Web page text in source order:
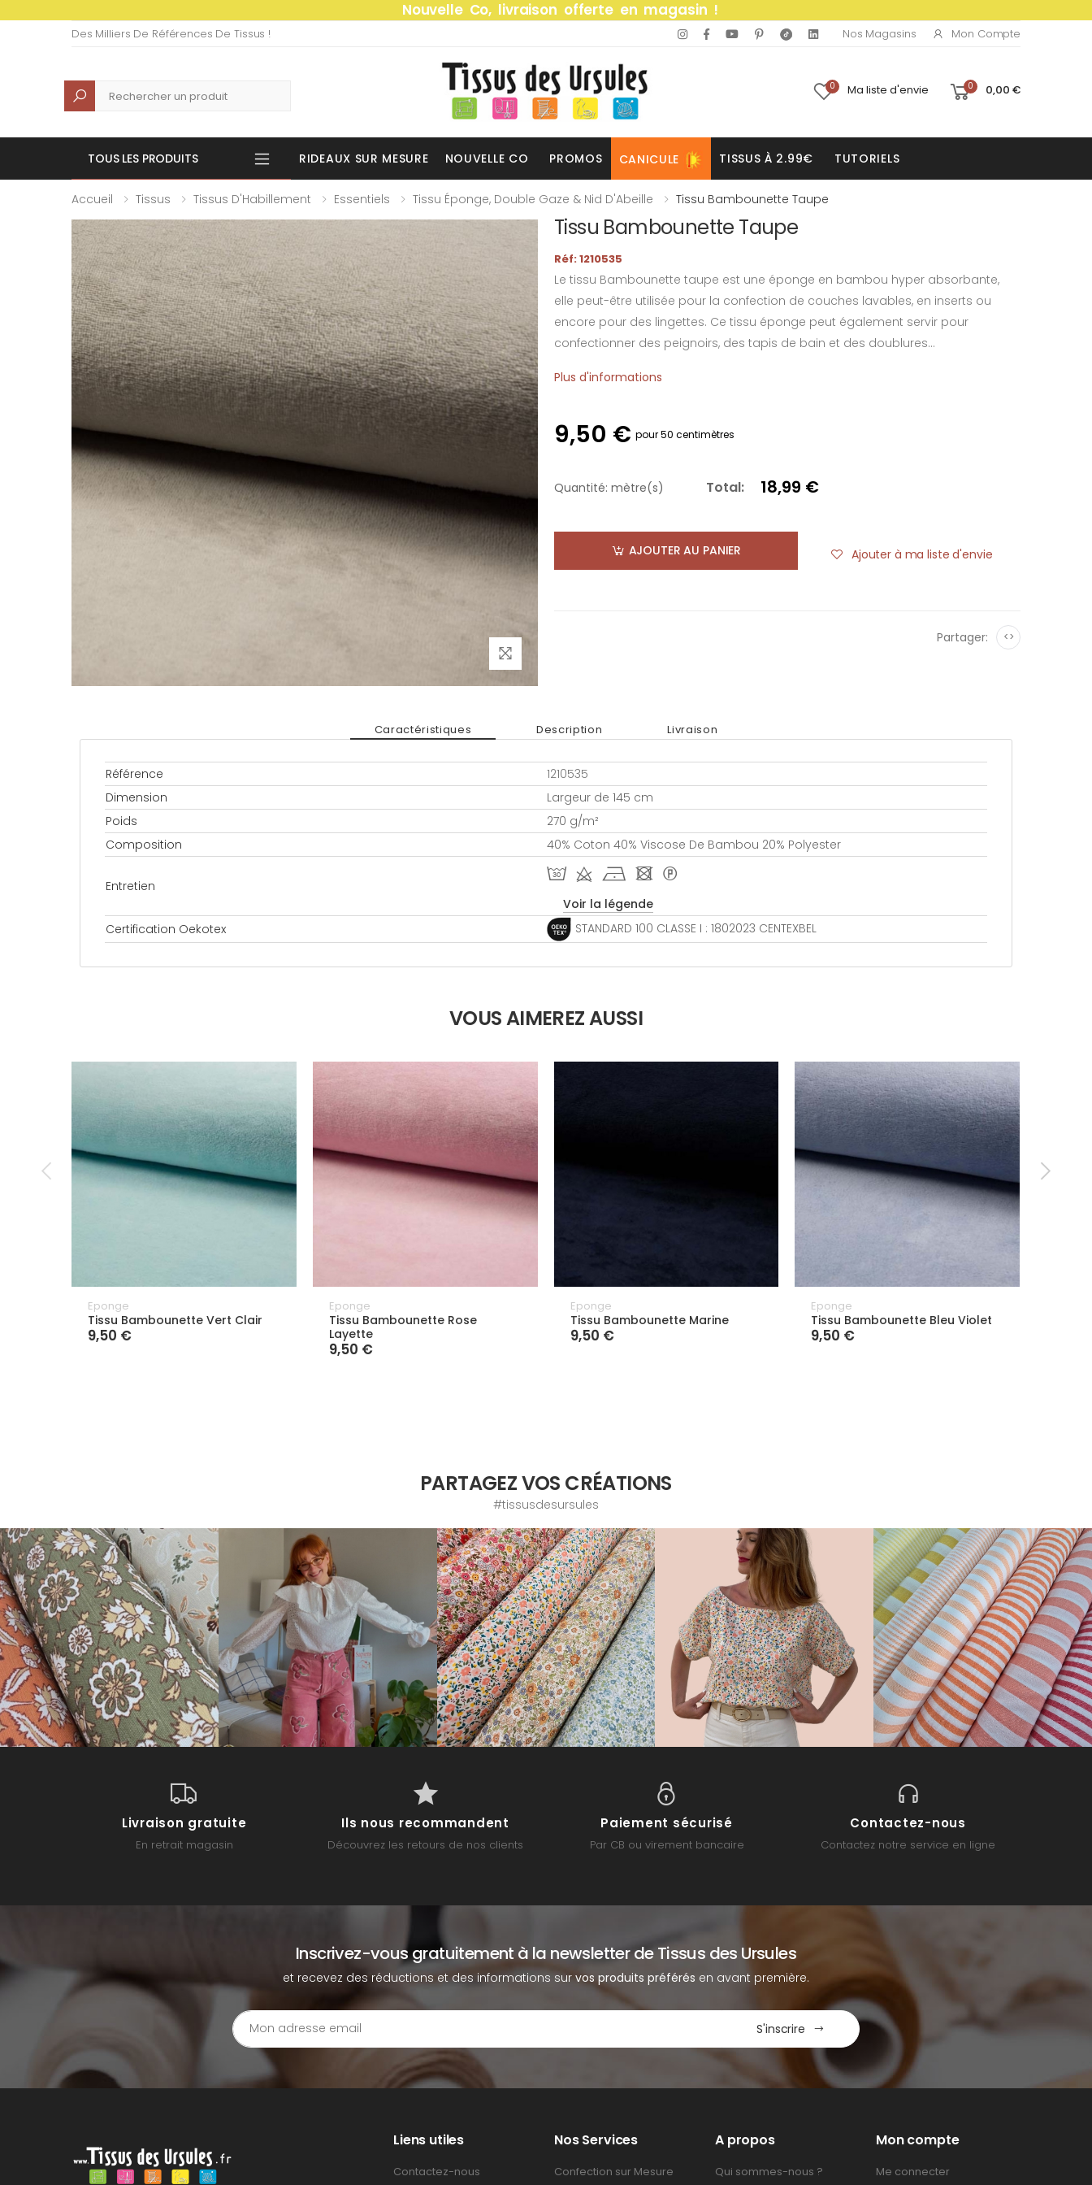
Nouvelle Co, livraison offerte en magasin !
Des Milliers De Références De Tissus ! Nos Magasins Mon Compte
Recherche 0 Ma liste d'envie 0 0,00 €
TOUS LES PRODUITS RIDEAUX SUR MESURE NOUVELLE CO PROMOS CANICULE TISSUS À 2.99€ TUTORIELS
Accueil Tissus Tissus D'Habillement Essentiels Tissu Éponge, Double Gaze & Nid D'Abeille Tissu Bambounette Taupe
Tissu Bambounette Taupe
Réf: 1210535
Le tissu Bambounette taupe est une éponge en bambou hyper absorbante,
elle peut-être utilisée pour la confection de couches lavables, en inserts ou
encore pour des lingettes. Ce tissu éponge peut également servir pour
confectionner des peignoirs, des tapis de bain et des doublures...
Plus d'informations
9,50 € pour 50 centimètres
Quantité: mètre(s) Total: 18,99 €
AJOUTER AU PANIER Ajouter à ma liste d'envie
Partager: <>
Caractéristiques Description Livraison
Référence
1210535
Dimension
Largeur de 145 cm
Poids
270 g/m²
Composition
40% Coton 40% Viscose De Bambou 20% Polyester
Entretien
T d h - *
Voir la légende
Certification Oekotex
STANDARD 100 CLASSE I : 1802023 CENTEXBEL
VOUS AIMEREZ AUSSI
Eponge
Tissu Bambounette Vert Clair
9,50 €
Eponge
Tissu Bambounette Rose
Layette
9,50 €
Eponge
Tissu Bambounette Marine
9,50 €
Eponge
Tissu Bambounette Bleu Violet
9,50 €
PARTAGEZ VOS CRÉATIONS
#tissusdesursules
Livraison gratuite
En retrait magasin
Ils nous recommandent
Découvrez les retours de nos clients
Paiement sécurisé
Par CB ou virement bancaire
Contactez-nous
Contactez notre service en ligne
Inscrivez-vous gratuitement à la newsletter de Tissus des Ursules
et recevez des réductions et des informations survos produits préférés en avant première.
S'inscrire
Liens utiles
Contactez-nous
Nos Services
Confection sur Mesure
A propos
Qui sommes-nous ?
Mon compte
Me connecter